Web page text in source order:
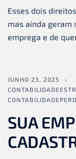
Esses dois
mas ainda geram
emprega e de
JUNHO 23, 2025
SUA